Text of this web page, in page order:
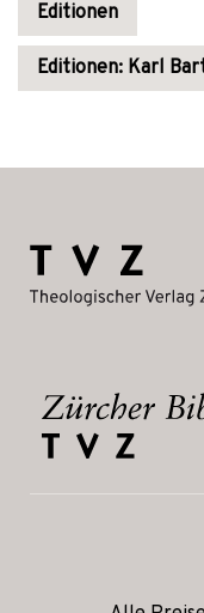
Editionen
Editionen: Karl